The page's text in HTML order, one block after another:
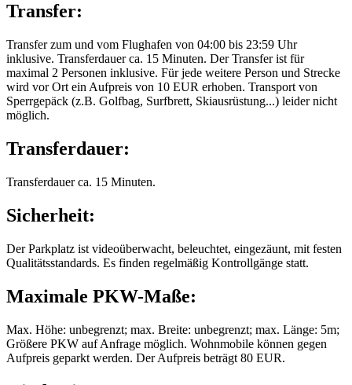
Transfer:
Transfer zum und vom Flughafen von 04:00 bis 23:59 Uhr
inklusive. Transferdauer ca. 15 Minuten. Der Transfer ist für
maximal 2 Personen inklusive. Für jede weitere Person und Strecke
wird vor Ort ein Aufpreis von 10 EUR erhoben. Transport von
Sperrgepäck (z.B. Golfbag, Surfbrett, Skiausrüstung...) leider nicht
möglich.
Transferdauer:
Transferdauer ca. 15 Minuten.
Sicherheit:
Der Parkplatz ist videoüberwacht, beleuchtet, eingezäunt, mit festen
Qualitätsstandards. Es finden regelmäßig Kontrollgänge statt.
Maximale PKW-Maße:
Max. Höhe: unbegrenzt; max. Breite: unbegrenzt; max. Länge: 5m;
Größere PKW auf Anfrage möglich. Wohnmobile können gegen
Aufpreis geparkt werden. Der Aufpreis beträgt 80 EUR.